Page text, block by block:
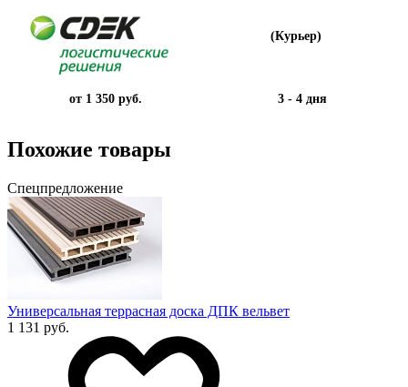
(Курьер)
от 1 350 руб. 3 - 4 дня
Похожие товары
Спецпредложение
Универсальная террасная доска ДПК вельвет
1 131 руб.